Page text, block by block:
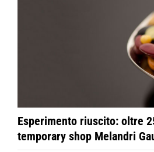
Esperimento riuscito: oltre
temporary shop Melandri